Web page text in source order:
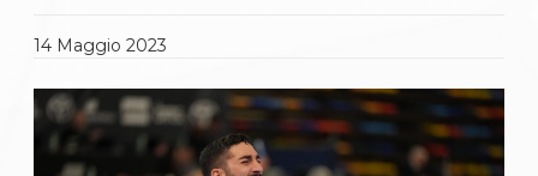
Lotta
La disciplina
News
14 Maggio2023